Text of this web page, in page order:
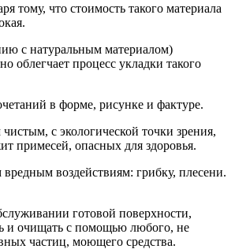
тому, что стоимость такого материала
с натуральным материалом)
облегчает процесс укладки такого
в форме, рисунке и фактуре.
чистым, с экологической точки зрения,
примесей, опасных для здоровья.
воздействиям: грибку, плесени.
готовой поверхности,
и очищать с помощью любого, не
частиц, моющего средства.